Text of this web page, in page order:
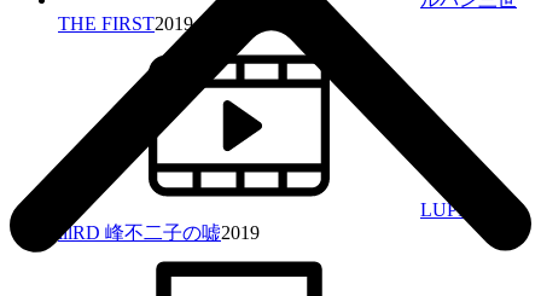
THE FIRST2019
LUPIN THE
lllRD 峰不二子の嘘2019